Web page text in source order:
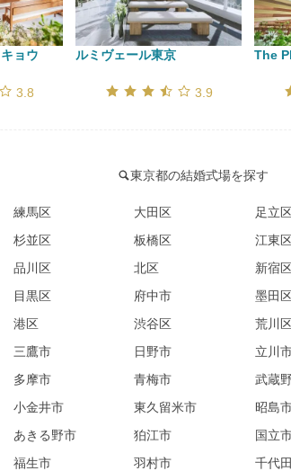
ョウ
口コミ評価
3.8
ルミヴェール東京
口コミ評価
3.9
The
東京都の結婚式場を探す
練馬区 大田区
足立
杉並区 板橋区
江東
品川区 北区
新宿
目黒区 府中市
墨田
港区 渋谷区
荒川
三鷹市 日野市
立川
多摩市 青梅市
武蔵
小金井市 東久留米市
昭島
あきる野市 狛江市
国立
福生市 羽村市 千代